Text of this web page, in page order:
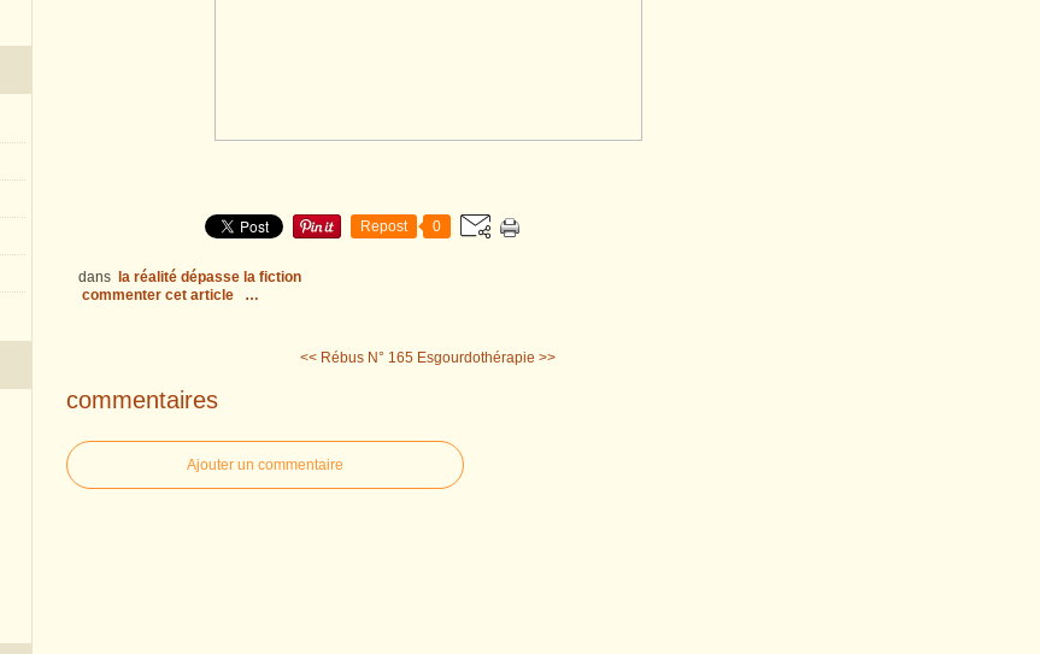
Repost 0
dans
la réalité dépasse la fiction
commenter cet article
…
<< Rébus N° 165 Esgourdothérapie >>
commentaires
Ajouter un commentaire